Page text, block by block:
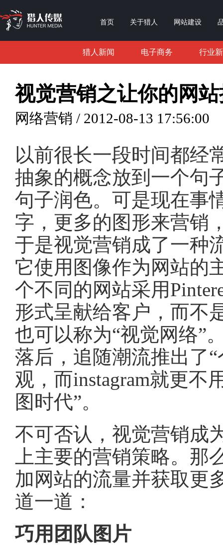
首页 关于猎人 网站建设
猎人新闻 电子商务 行业
视觉营销之让你的网
网络营销 / 2012-08-13 17:56:00
以前很长一段时间都
抽象的概念放到一个句
句子润色。可是现在
字，更多的图形来营销
于是视觉营销成了一种
它使用图像作为网站的
个不同的网站采用
形式呈献给客户，而不
也可以称为“视觉网络”
落后，追随潮流推出了
观，而instagram就更不
图时代”。
不可否认，视觉营销成
上主要的营销策略。
加网站的流量并获取更
道一道：
巧用团队图片